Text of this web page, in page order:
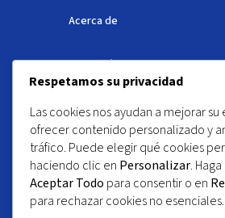
Acerca de
Formación
Certificaciones
Contacto
info@metapmo.org
Respetamos su privacidad
Las cookies nos ayudan a mejorar
ofrecer contenido personalizado y
tráfico. Puede elegir qué cookies
haciendo clic en Personalizar.
Aceptar Todo para consentir o en
para rechazar cookies no esenciales.